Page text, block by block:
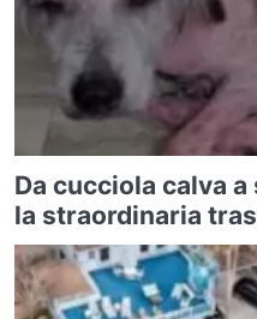
Da cucciola calva
la straordinaria